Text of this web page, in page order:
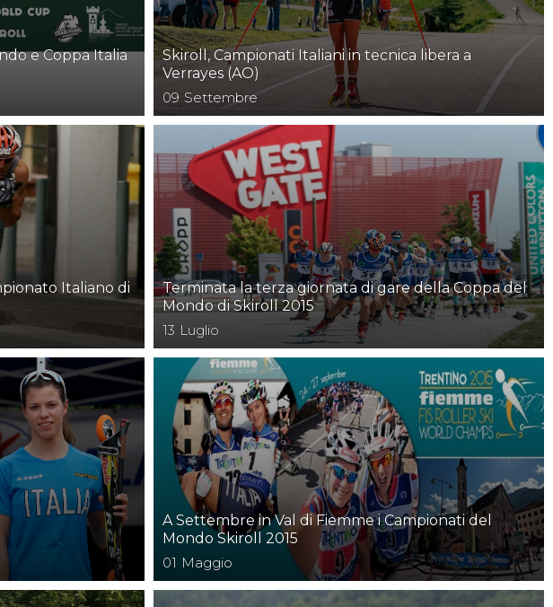
e Coppa Italia
Skiroll, Campionati Italiani in tecnica libera a
Verrayes (AO)
09 Settembre
Italiano di
Terminata la terza giornata di gare della Coppa del
Mondo di Skiroll 2015
13 Luglio
A Settembre in Val di Fiemme i Campionati del
Mondo Skiroll 2015
01 Maggio
Privacy Policy Cookie policy